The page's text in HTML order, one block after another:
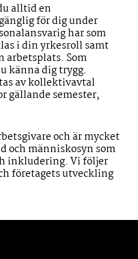
alltid en
för dig under
har som
i din yrkesroll samt
arbetsplats. Som
känna dig trygg.
av kollektivavtal
gällande semester,
och är mycket
och människosyn som
inkludering. Vi följer
företagets utveckling